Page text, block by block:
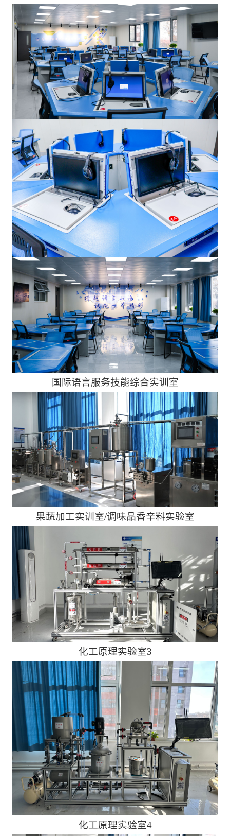
国际语言服务技能综合实训室
果蔬加工实训室/调味品香辛料实验室
化工原理实验室3
化工原理实验室4